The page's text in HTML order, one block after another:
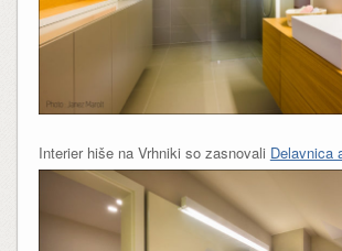
Interier hiše na Vrhniki so zasnovali Delavnica